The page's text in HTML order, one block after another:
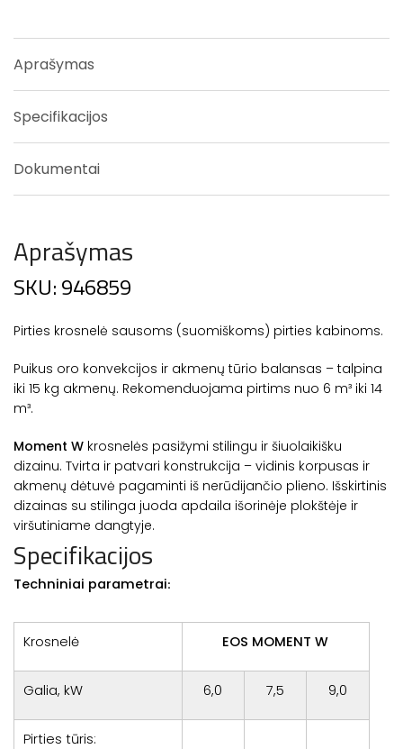
Aprašymas
Specifikacijos
Dokumentai
Aprašymas
SKU: 946859
Pirties krosnelė sausoms (suomiškoms) pirties kabinoms.
Puikus oro konvekcijos ir akmenų tūrio balansas – talpina
iki 15 kg akmenų. Rekomenduojama pirtims nuo 6 m³ iki 14
m³.
Moment Wkrosnelės pasižymi stilingu ir šiuolaikišku
dizainu. Tvirta ir patvari konstrukcija – vidinis korpusas ir
akmenų dėtuvė pagaminti iš nerūdijančio plieno. Išskirtinis
dizainas su stilinga juoda apdaila išorinėje plokštėje ir
viršutiniame dangtyje.
Specifikacijos
Techniniai parametrai:
Krosnelė EOS MOMENT W
Galia, kW 6,0 7,5 9,0
Pirties tūris: